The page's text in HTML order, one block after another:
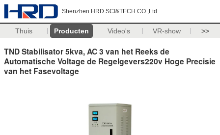
Shenzhen HRD SCI&TECH CO.,Ltd
Thuis Producten Video's VR-show >>
TND Stabilisator 5kva, AC 3 van het Reeks de
Automatische Voltage de Regelgevers220v Hoge Precisie
van het Fasevoltage